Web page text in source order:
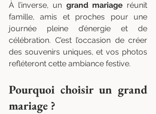
À l’inverse, un grand mariage réunit
famille, amis et proches pour une
journée pleine d’énergie et de
célébration. C’est l’occasion de créer
des souvenirs uniques, et vos photos
refléteront cette ambiance festive.
Pourquoi choisir un grand
mariage ?